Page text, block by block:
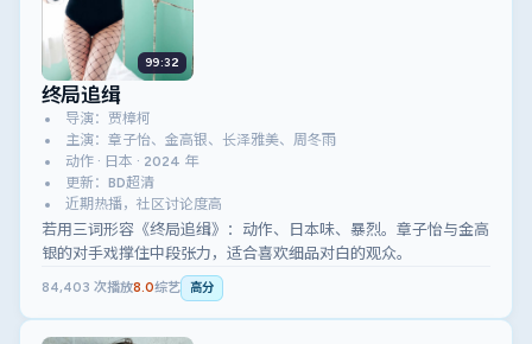
99:32
终局追缉
导演：贾樟柯
主演：章子怡、金高银、长泽雅美、周冬雨
动作 · 日本 · 2024 年
更新：BD超清
近期热播，社区讨论度高
若用三词形容《终局追缉》：动作、日本味、暴烈。章子怡与金高
银的对手戏撑住中段张力，适合喜欢细品对白的观众。
84,403 次播放8.0综艺 高分